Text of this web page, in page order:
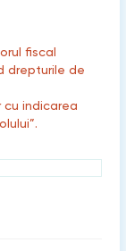
fiscal
drepturile de
indicarea